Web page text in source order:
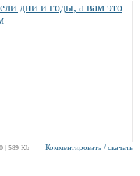
| 589 Kb Комментировать / скачать